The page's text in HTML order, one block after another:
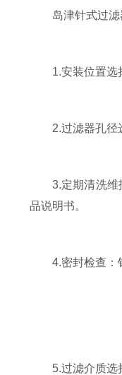
岛津针式过滤器
1.安装位置选择
2.过滤器孔径选
3.定期清洗维护
品说明书。
4.密封检查：针
5.过滤介质选择